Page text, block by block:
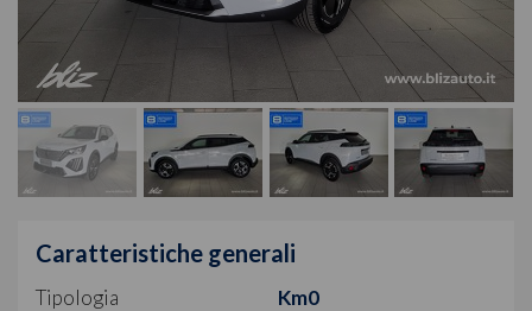
Caratteristiche generali
Tipologia
Km0